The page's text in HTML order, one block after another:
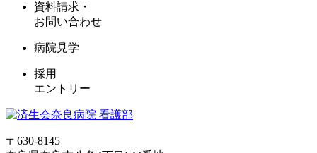
資料請求・
お問い合わせ
病院見学
採用
エントリー
〒630-8145